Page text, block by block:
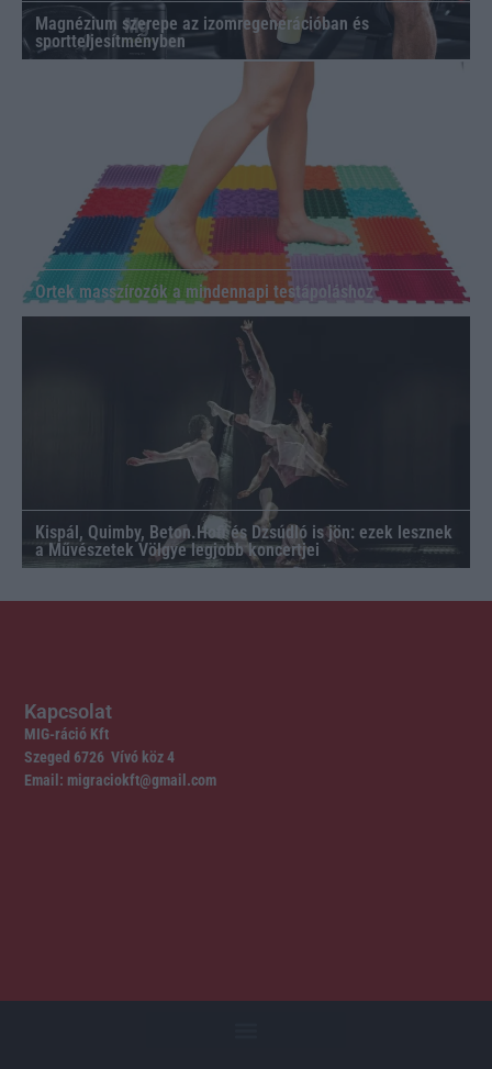
Magnézium szerepe az izomregenerációban és
sportteljesítményben
Ortek masszírozók a mindennapi testápoláshoz
Kispál, Quimby, Beton.Hofi és Dzsúdló is jön: ezek lesznek
a Művészetek Völgye legjobb koncertjei
Kapcsolat
MIG-ráció Kft
Szeged 6726 Vívó köz 4
Email: migraciokft@gmail.com